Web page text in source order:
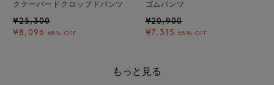
クテーパードクロップドパンツ
¥25,300
¥8,096
68% OFF
ゴムパンツ
¥20,900
¥7,315
65% OFF
もっと見る